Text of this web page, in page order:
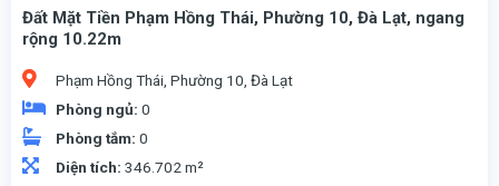
Đất Mặt Tiền Phạm Hồng Thái, Phường 10, Đà Lạt, ngang
rộng 10.22m
Phạm Hồng Thái, Phường 10, Đà Lạt
Phòng ngủ: 0
Phòng tắm: 0
Diện tích: 346.702 m²